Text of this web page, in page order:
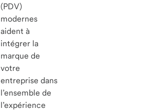
(PDV)
modernes
aident à
intégrer la
marque de
votre
entreprise dans
l’ensemble de
l’expérience